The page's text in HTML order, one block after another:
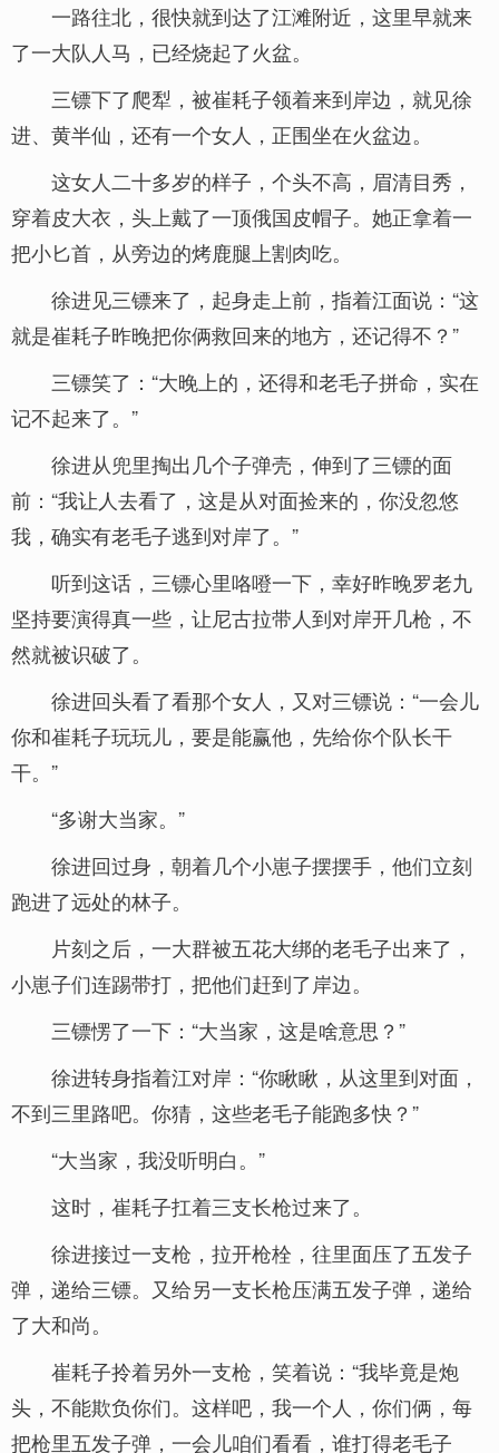
一路往北，很快就到达了江滩附近，这里早就来
了一大队人马，已经烧起了火盆。
三镖下了爬犁，被崔耗子领着来到岸边，就见徐
进、黄半仙，还有一个女人，正围坐在火盆边。
这女人二十多岁的样子，个头不高，眉清目秀，
穿着皮大衣，头上戴了一顶俄国皮帽子。她正拿着一
把小匕首，从旁边的烤鹿腿上割肉吃。
徐进见三镖来了，起身走上前，指着江面说：“这
就是崔耗子昨晚把你俩救回来的地方，还记得不？”
三镖笑了：“大晚上的，还得和老毛子拼命，实在
记不起来了。”
徐进从兜里掏出几个子弹壳，伸到了三镖的面
前：“我让人去看了，这是从对面捡来的，你没忽悠
我，确实有老毛子逃到对岸了。”
听到这话，三镖心里咯噔一下，幸好昨晚罗老九
坚持要演得真一些，让尼古拉带人到对岸开几枪，不
然就被识破了。
徐进回头看了看那个女人，又对三镖说：“一会儿
你和崔耗子玩玩儿，要是能赢他，先给你个队长干
干。”
“多谢大当家。”
徐进回过身，朝着几个小崽子摆摆手，他们立刻
跑进了远处的林子。
片刻之后，一大群被五花大绑的老毛子出来了，
小崽子们连踢带打，把他们赶到了岸边。
三镖愣了一下：“大当家，这是啥意思？”
徐进转身指着江对岸：“你瞅瞅，从这里到对面，
不到三里路吧。你猜，这些老毛子能跑多快？”
“大当家，我没听明白。”
这时，崔耗子扛着三支长枪过来了。
徐进接过一支枪，拉开枪栓，往里面压了五发子
弹，递给三镖。又给另一支长枪压满五发子弹，递给
了大和尚。
崔耗子拎着另外一支枪，笑着说：“我毕竟是炮
头，不能欺负你们。这样吧，我一个人，你们俩，每
把枪里五发子弹，一会儿咱们看看，谁打得老毛子